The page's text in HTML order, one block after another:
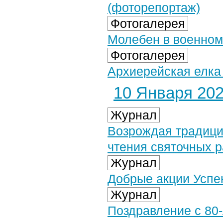
(фоторепортаж)
Фотогалерея
Молебен в военном
Фотогалерея
Архиерейская
10 Января
Журнал
Возрождая
чтения святочных
Журнал
Добрые акции
Журнал
Поздравление с